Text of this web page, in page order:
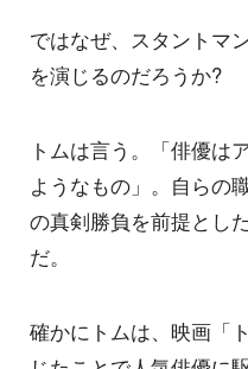
ではなぜ、スタントマ
を演じるのだろうか?
トムは言う。「俳優は
ようなもの」。自らの
の真剣勝負を前提とし
だ。
確かにトムは、映画「